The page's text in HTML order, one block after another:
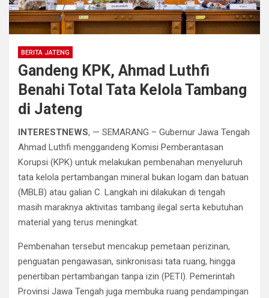
BERITA JATENG
Gandeng KPK, Ahmad Luthfi
Benahi Total Tata Kelola Tambang
di Jateng
INTERESTNEWS, — SEMARANG – Gubernur Jawa Tengah
Ahmad Luthfi menggandeng Komisi Pemberantasan
Korupsi (KPK) untuk melakukan pembenahan menyeluruh
tata kelola pertambangan mineral bukan logam dan batuan
(MBLB) atau galian C. Langkah ini dilakukan di tengah
masih maraknya aktivitas tambang ilegal serta kebutuhan
material yang terus meningkat.
Pembenahan tersebut mencakup pemetaan perizinan,
penguatan pengawasan, sinkronisasi tata ruang, hingga
penertiban pertambangan tanpa izin (PETI). Pemerintah
Provinsi Jawa Tengah juga membuka ruang pendampingan